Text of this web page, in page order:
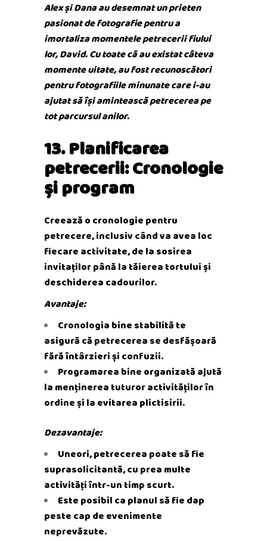
Alex și Dana au desemnat un prieten
pasionat de fotografie pentru a
imortaliza momentele petrecerii fiului
lor, David. Cu toate că au existat câteva
momente uitate, au fost recunoscători
pentru fotografiile minunate care i-au
ajutat să își amintească petrecerea pe
tot parcursul anilor.
13. Planificarea
petrecerii: Cronologie
și program
Creează o cronologie pentru
petrecere, inclusiv când va avea loc
fiecare activitate, de la sosirea
invitaților până la tăierea tortului și
deschiderea cadourilor.
Avantaje:
Cronologia bine stabilită te
asigură că petrecerea se desfășoară
fără întârzieri și confuzii.
Programarea bine organizată ajută
la menținerea tuturor activităților în
ordine și la evitarea plictisirii.
Dezavantaje:
Uneori, petrecerea poate să fie
suprasolicitantă, cu prea multe
activități într-un timp scurt.
Este posibil ca planul să fie dap
peste cap de evenimente
neprevăzute.